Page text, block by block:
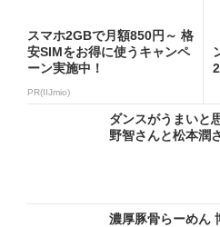
スマホ2GBで月額850円～ 格
安SIMをお得に使うキャンペ
ーン実施中！
PR(IIJmio)
ダンスがうまいと
野智さんと松本潤
濃厚豚骨らーめん